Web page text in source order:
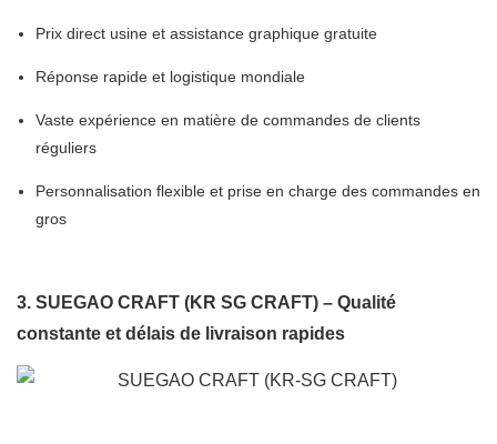
Prix ​​direct usine et assistance graphique gratuite
Réponse rapide et logistique mondiale
Vaste expérience en matière de commandes de clients
réguliers
Personnalisation flexible et prise en charge des commandes en
gros
3. SUEGAO CRAFT (KR SG CRAFT) – Qualité
constante et délais de livraison rapides